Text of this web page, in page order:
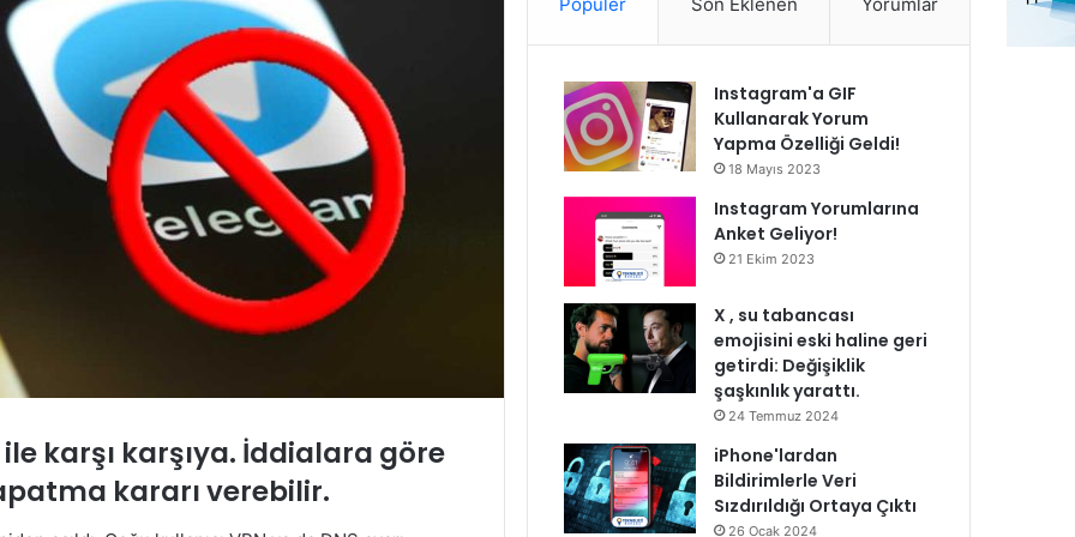
karşı karşıya. İddialara göre
kararı verebilir.
Instagram'a GIF
Kullanarak Yorum
Yapma Özelliği Geldi!
18 Mayıs 2023
Instagram Yorumlarına
Anket Geliyor!
21 Ekim 2023
X , su tabancası
emojisini eski haline geri
getirdi: Değişiklik
şaşkınlık yarattı.
24 Temmuz 2024
iPhone'lardan
Bildirimlerle Veri
Sızdırıldığı Ortaya Çıktı
26 Ocak 2024